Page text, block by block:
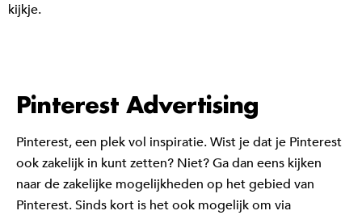
kijkje.
Pinterest Advertising
Pinterest, een plek vol inspiratie. Wist je dat je Pinterest
ook zakelijk in kunt zetten? Niet? Ga dan eens kijken
naar de zakelijke mogelijkheden op het gebied van
Pinterest. Sinds kort is het ook mogelijk om via